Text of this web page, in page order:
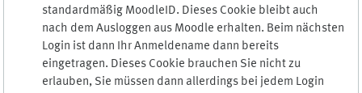
standardmäßig MoodleID. Dieses Cookie bleibt auch
nach dem Ausloggen aus Moodle erhalten. Beim nächsten
Login ist dann Ihr Anmeldename dann bereits
eingetragen. Dieses Cookie brauchen Sie nicht zu
erlauben, Sie müssen dann allerdings bei jedem Login